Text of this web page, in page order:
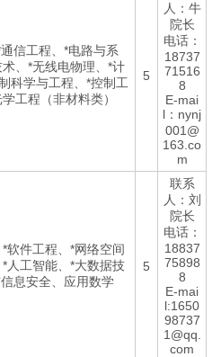
信工程、*电路与系
、*无线电物理、*计
科学与工程、*控制工
工程（非材料类）
5
人：牛
院长
电话：
18737
71516
8
E-mai
l：nynj
001@
163.co
m
软件工程、*网络空间
人工智能、*大数据技
息安全、应用数学
5
联系
人：刘
院长
电话：
18837
75898
8
E-mai
l:1650
98737
1@qq.
com